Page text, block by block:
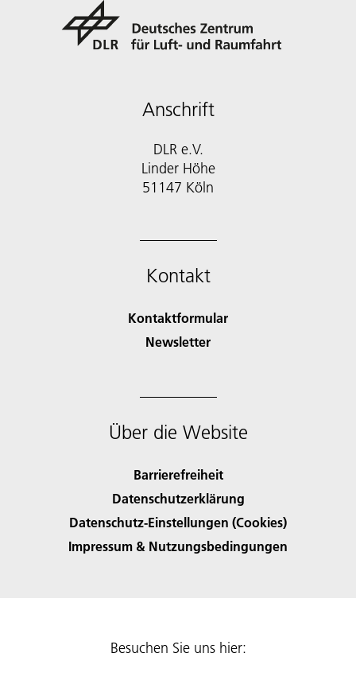
Anschrift
DLR e.V.
Linder Höhe
51147 Köln
Kontakt
Kontaktformular
Newsletter
Über die Website
Barrierefreiheit
Datenschutzerklärung
Datenschutz-Einstellungen (Cookies)
Impressum & Nutzungsbedingungen
Besuchen Sie uns hier: